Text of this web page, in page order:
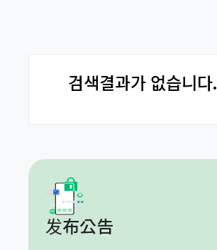
검색결과가 없습니다.
发布公告